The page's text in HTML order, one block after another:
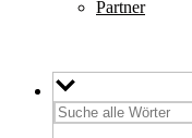
Partner